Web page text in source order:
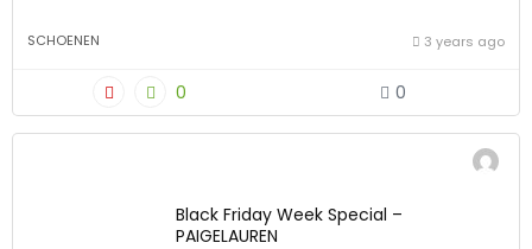
SCHOENEN 3 years ago
0 0
Black Friday Week Special –
PAIGELAUREN